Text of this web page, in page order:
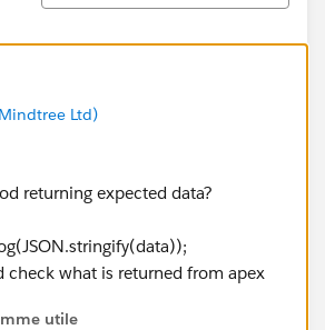
Ltd)
returning expected data?
check what is returned from apex
utile